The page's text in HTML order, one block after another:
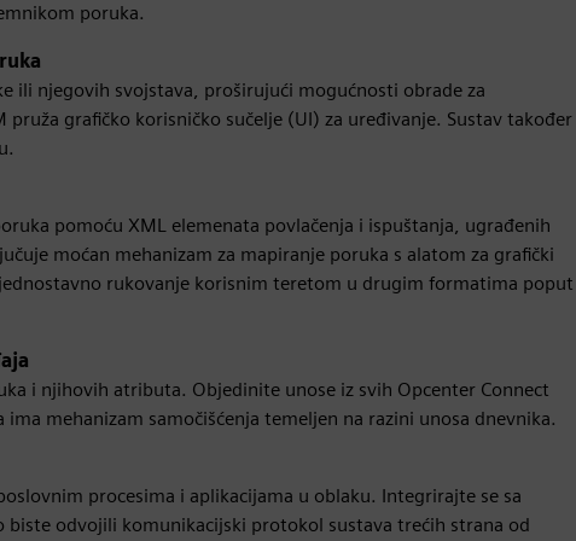
poruka.
ili njegovih svojstava, proširujući mogućnosti obrade za
grafičko korisničko sučelje (UI) za uređivanje. Sustav također
pomoću XML elemenata povlačenja i ispuštanja, ugrađenih
moćan mehanizam za mapiranje poruka s alatom za grafički
rukovanje korisnim teretom u drugim formatima poput
i njihovih atributa. Objedinite unose iz svih Opcenter Connect
mehanizam samočišćenja temeljen na razini unosa dnevnika.
procesima i aplikacijama u oblaku. Integrirajte se sa
odvojili komunikacijski protokol sustava trećih strana od